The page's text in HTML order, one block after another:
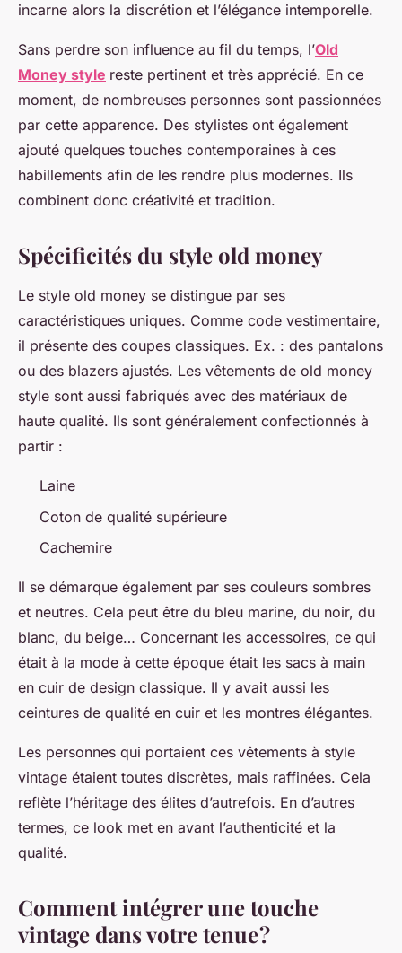
incarne alors la discrétion et l’élégance intemporelle.
Sans perdre son influence au fil du temps, l’Old
Money style reste pertinent et très apprécié. En ce
moment, de nombreuses personnes sont passionnées
par cette apparence. Des stylistes ont également
ajouté quelques touches contemporaines à ces
habillements afin de les rendre plus modernes. Ils
combinent donc créativité et tradition.
Spécificités du style old money
Le style old money se distingue par ses
caractéristiques uniques. Comme code vestimentaire,
il présente des coupes classiques. Ex. : des pantalons
ou des blazers ajustés. Les vêtements de old money
style sont aussi fabriqués avec des matériaux de
haute qualité. Ils sont généralement confectionnés à
partir :
Laine
Coton de qualité supérieure
Cachemire
Il se démarque également par ses couleurs sombres
et neutres. Cela peut être du bleu marine, du noir, du
blanc, du beige… Concernant les accessoires, ce qui
était à la mode à cette époque était les sacs à main
en cuir de design classique. Il y avait aussi les
ceintures de qualité en cuir et les montres élégantes.
Les personnes qui portaient ces vêtements à style
vintage étaient toutes discrètes, mais raffinées. Cela
reflète l’héritage des élites d’autrefois. En d’autres
termes, ce look met en avant l’authenticité et la
qualité.
Comment intégrer une touche
vintage dans votre tenue ?